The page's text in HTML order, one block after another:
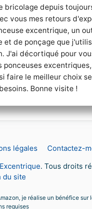
bricolage depuis
vous mes retours
excentrique, un
et de ponçage que
J'ai décortiqué pour
ponceuses
faire le meilleur choix
besoins. Bonne visite !
légales
Contactez-
. Tous droits
du site
je réalise un bénéfice sur
requises